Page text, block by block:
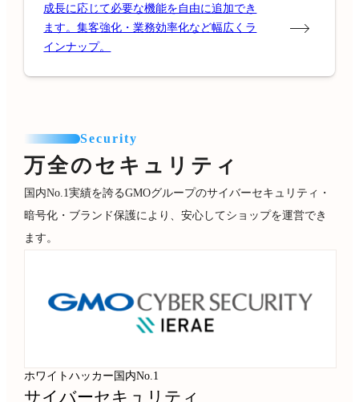
成長に応じて必要な機能を自由に追加でき
ます。集客強化・業務効率化など幅広くラ
インナップ。
Security
万全のセキュリティ
国内No.1実績を誇るGMOグループのサイバーセキュリティ・
暗号化・ブランド保護により、安心してショップを運営でき
ます。
ホワイトハッカー国内No.1
サイバーセキュリティ